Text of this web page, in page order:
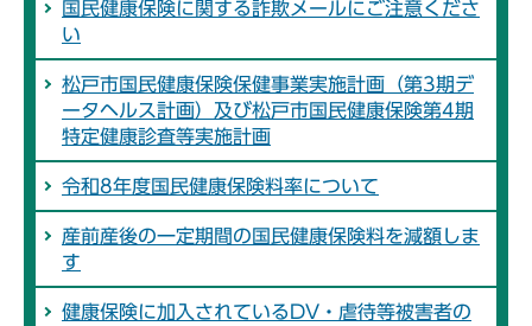
国民健康保険に関する詐欺メールにご注意くださ
い
松戸市国民健康保険保健事業実施計画（第3期デ
ータヘルス計画）及び松戸市国民健康保険第4期
特定健康診査等実施計画
令和8年度国民健康保険料率について
産前産後の一定期間の国民健康保険料を減額しま
す
健康保険に加入されているDV・虐待等被害者の